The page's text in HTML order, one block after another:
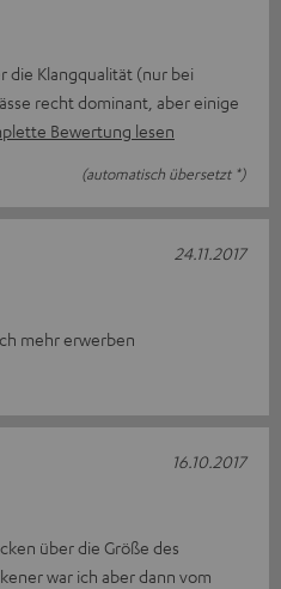
die Klangqualität (nur bei
recht dominant, aber einige
Bewertung lesen
(automatisch übersetzt *)
mehr erwerben
24.11.2017
über die Größe des
war ich aber dann vom
16.10.2017